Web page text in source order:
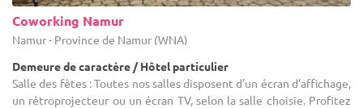
Coworking Namur
Namur - Province de Namur (WNA)
Demeure de caractère / Hôtel particulier
Salle des fêtes : Toutes nos salles disposent d'un écran d'affichage,
un rétroprojecteur ou un écran TV, selon la salle choisie. Profitez